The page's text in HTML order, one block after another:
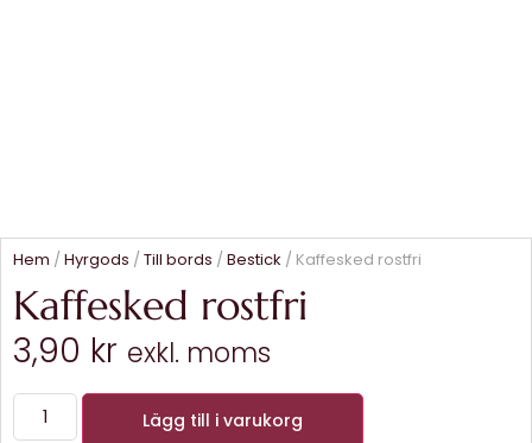
Hem /Hyrgods /Till bords /Bestick / Kaffesked rostfri
Kaffesked rostfri
3,90 kr exkl. moms
Lägg till i varukorg